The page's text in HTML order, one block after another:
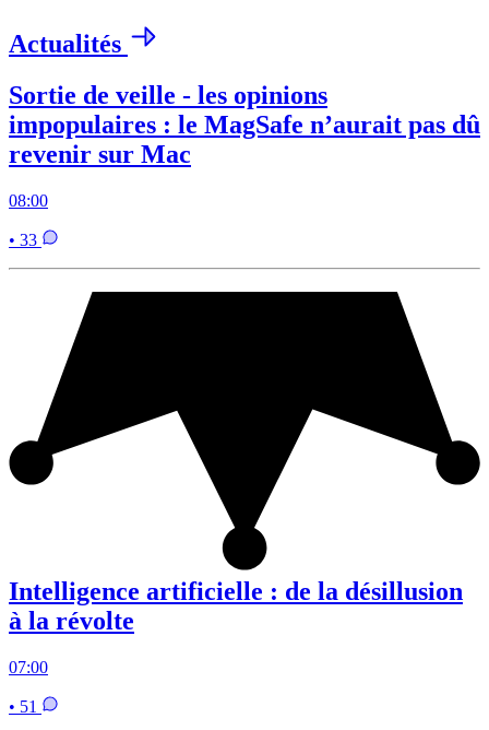
Actualités
Sortie de veille - les opinions
impopulaires : le MagSafe n’aurait pas dû
revenir sur Mac
08:00
• 33
Intelligence artificielle : de la désillusion
à la révolte
07:00
• 51